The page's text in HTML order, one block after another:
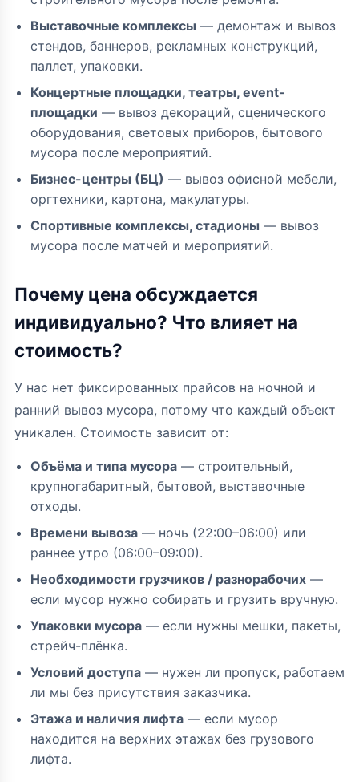
Выставочные комплексы — демонтаж и вывоз
стендов, баннеров, рекламных конструкций,
паллет, упаковки.
Концертные площадки, театры, event-
площадки — вывоз декораций, сценического
оборудования, световых приборов, бытового
мусора после мероприятий.
Бизнес-центры (БЦ) — вывоз офисной мебели,
оргтехники, картона, макулатуры.
Спортивные комплексы, стадионы — вывоз
мусора после матчей и мероприятий.
Почему цена обсуждается
индивидуально? Что влияет на
стоимость?
У нас нет фиксированных прайсов на ночной и
ранний вывоз мусора, потому что каждый объект
уникален. Стоимость зависит от:
Объёма и типа мусора — строительный,
крупногабаритный, бытовой, выставочные
отходы.
Времени вывоза — ночь (22:00–06:00) или
раннее утро (06:00–09:00).
Необходимости грузчиков / разнорабочих —
если мусор нужно собирать и грузить вручную.
Упаковки мусора — если нужны мешки, пакеты,
стрейч-плёнка.
Условий доступа — нужен ли пропуск, работаем
ли мы без присутствия заказчика.
Этажа и наличия лифта — если мусор
находится на верхних этажах без грузового
лифта.